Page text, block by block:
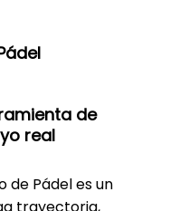
de
real
de Pádel es un
trayectoria,